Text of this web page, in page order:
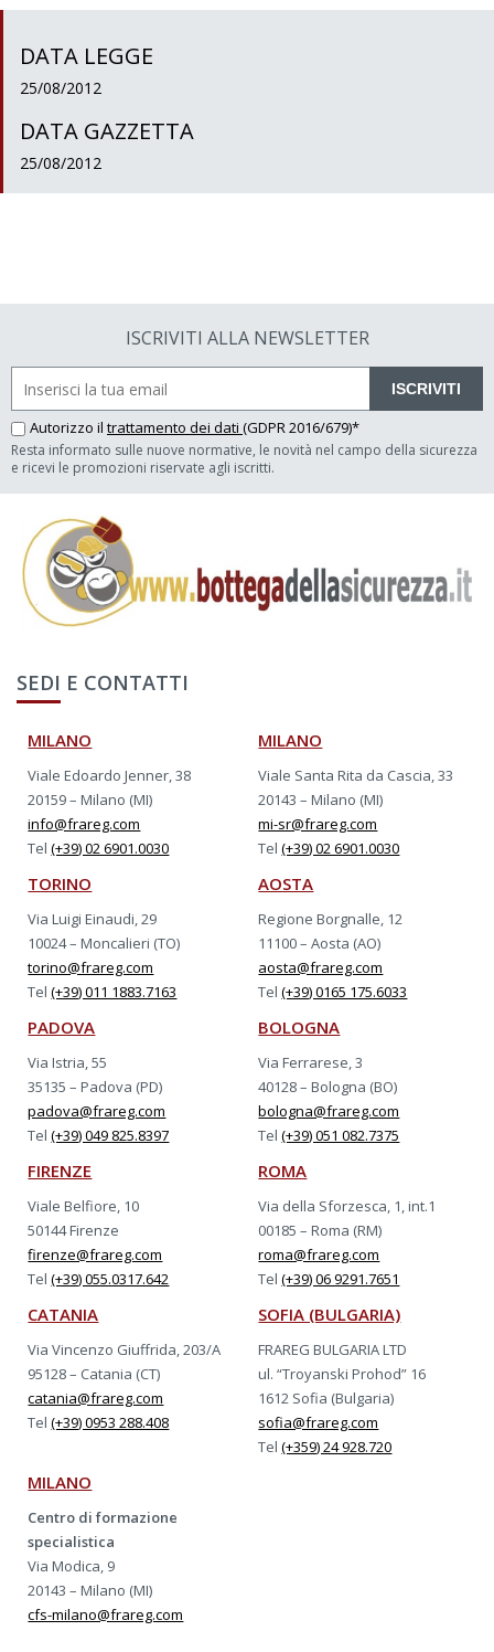
DATA LEGGE
25/08/2012
DATA GAZZETTA
25/08/2012
ISCRIVITI ALLA NEWSLETTER
ISCRIVITI
Autorizzo il trattamento dei dati (GDPR 2016/679)*
Resta informato sulle nuove normative, le novità nel campo della sicurezza
e ricevi le promozioni riservate agli iscritti.
SEDI E CONTATTI
MILANO
Viale Edoardo Jenner, 38
20159 – Milano (MI)
info@frareg.com
Tel(+39) 02 6901.0030
MILANO
Viale Santa Rita da Cascia, 33
20143 – Milano (MI)
mi-sr@frareg.com
Tel(+39) 02 6901.0030
TORINO
Via Luigi Einaudi, 29
10024 – Moncalieri (TO)
torino@frareg.com
Tel(+39) 011 1883.7163
AOSTA
Regione Borgnalle, 12
11100 – Aosta (AO)
aosta@frareg.com
Tel(+39) 0165 175.6033
PADOVA
Via Istria, 55
35135 – Padova (PD)
padova@frareg.com
Tel(+39) 049 825.8397
BOLOGNA
Via Ferrarese, 3
40128 – Bologna (BO)
bologna@frareg.com
Tel(+39) 051 082.7375
FIRENZE
Viale Belfiore, 10
50144 Firenze
firenze@frareg.com
Tel(+39) 055.0317.642
ROMA
Via della Sforzesca, 1, int.1
00185 – Roma (RM)
roma@frareg.com
Tel(+39) 06 9291.7651
CATANIA
Via Vincenzo Giuffrida, 203/A
95128 – Catania (CT)
catania@frareg.com
Tel(+39) 0953 288.408
SOFIA (BULGARIA)
FRAREG BULGARIA LTD
ul. “Troyanski Prohod” 16
1612 Sofia (Bulgaria)
sofia@frareg.com
Tel(+359) 24 928.720
MILANO
Centro di formazione
specialistica
Via Modica, 9
20143 – Milano (MI)
cfs-milano@frareg.com